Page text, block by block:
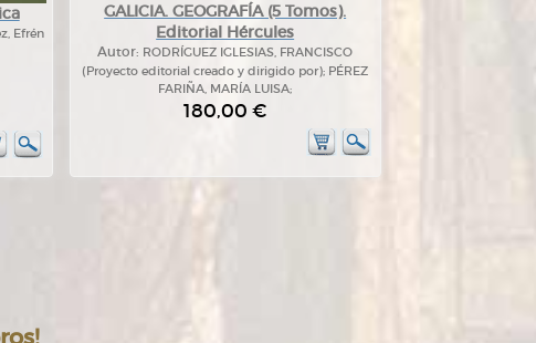
Efrén
GALICIA. GEOGRAFÍA (5 Tomos).
Editorial Hércules
Autor: RODRÍGUEZ IGLESIAS, FRANCISCO
(Proyecto editorial creado y dirigido por); PÉREZ
FARIÑA, MARÍA LUISA;
180,00 €